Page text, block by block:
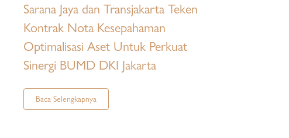
Sarana Jaya dan Transjakarta Teken
Kontrak Nota Kesepahaman
Optimalisasi Aset Untuk Perkuat
Sinergi BUMD DKI Jakarta
Baca Selengkapnya